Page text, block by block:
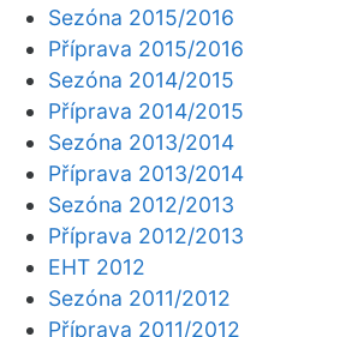
Sezóna 2015/2016
Příprava 2015/2016
Sezóna 2014/2015
Příprava 2014/2015
Sezóna 2013/2014
Příprava 2013/2014
Sezóna 2012/2013
Příprava 2012/2013
EHT 2012
Sezóna 2011/2012
Příprava 2011/2012